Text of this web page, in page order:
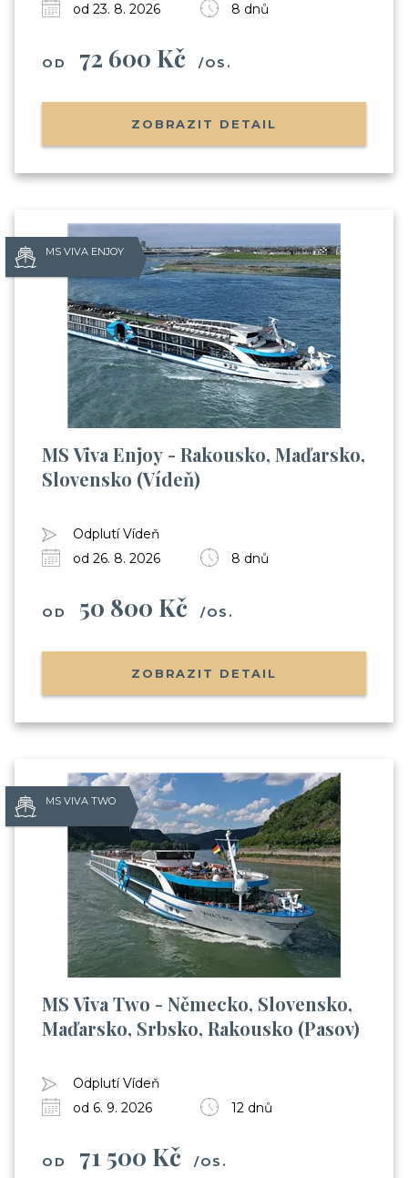
od 23. 8. 2026
8 dnů
OD 72 600 Kč /OS.
ZOBRAZIT DETAIL
MS VIVA ENJOY
MS Viva Enjoy - Rakousko, Maďarsko,
Slovensko (Vídeň)
Odplutí Vídeň
od 26. 8. 2026
8 dnů
OD 50 800 Kč /OS.
ZOBRAZIT DETAIL
MS VIVA TWO
MS Viva Two - Německo, Slovensko,
Maďarsko, Srbsko, Rakousko (Pasov)
Odplutí Vídeň
od 6. 9. 2026
12 dnů
OD 71 500 Kč /OS.